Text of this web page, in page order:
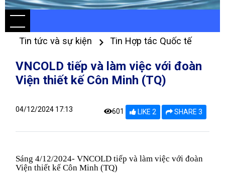
Tin tức và sự kiện Tin Hợp tác Quốc tế
VNCOLD tiếp và làm việc với đoàn
Viện thiết kế Côn Minh (TQ)
04/12/2024 17:13 601 LIKE 2 SHARE 3
Sáng 4/12/2024- VNCOLD tiếp và làm việc với đoàn
Viện thiết kế Côn Minh (TQ)